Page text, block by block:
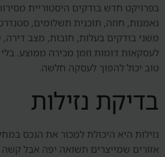
בפרויקט חדש בודקים היסטוריית
נאמנות, חוזה, תוכנית תשלומים,
משני בודקים בעלות, חובות, מצב
לעסקאות דומות וזמן מכירה ממוצע.
טוב יכול להפוך לעסקה חלשה.
בדיקת נזילות
נזילות היא היכולת למכור את הנכס
אזורים שמייצרים תשואה יפה אבל